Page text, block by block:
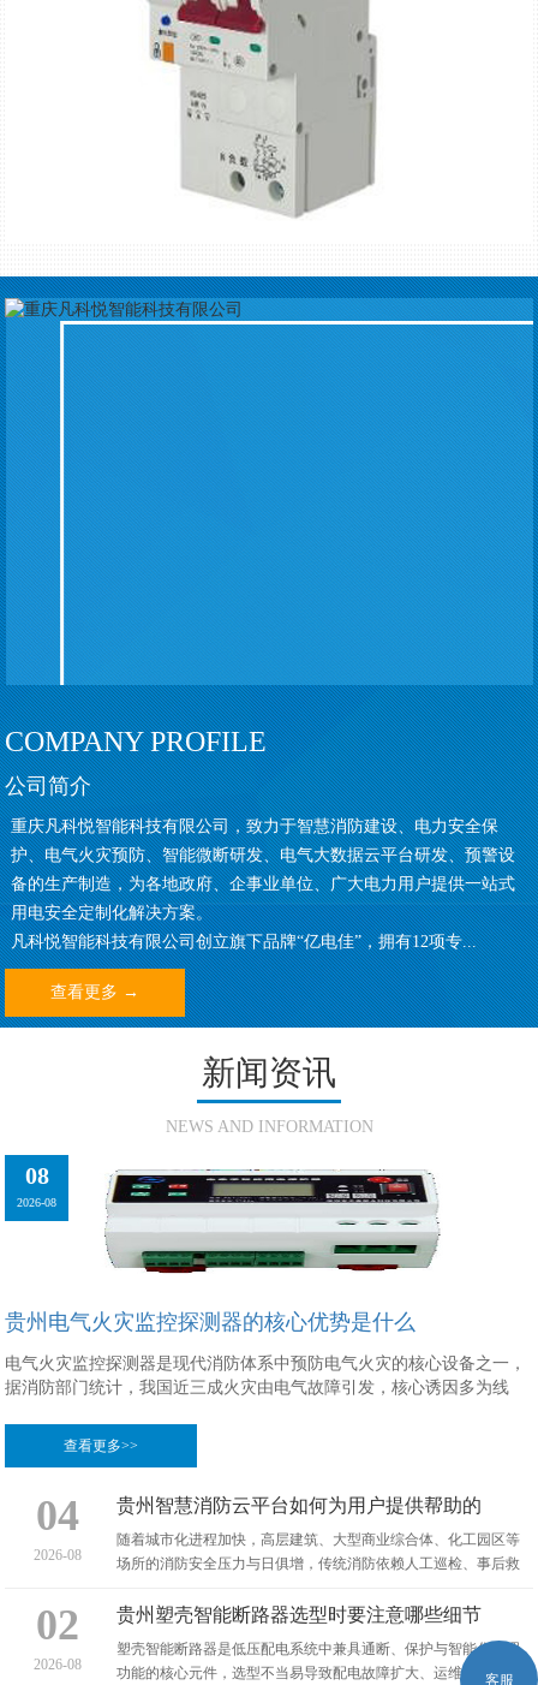
COMPANY PROFILE
公司简介
重庆凡科悦智能科技有限公司，致力于智慧消防建设、电力安全保
护、电气火灾预防、智能微断研发、电气大数据云平台研发、预警设
备的生产制造，为各地政府、企事业单位、广大电力用户提供一站式
用电安全定制化解决方案。
凡科悦智能科技有限公司创立旗下品牌“亿电佳”，拥有12项专...
查看更多 →
新闻资讯
NEWS AND INFORMATION
08
2026-08
贵州电气火灾监控探测器的核心优势是什么
电气火灾监控探测器是现代消防体系中预防电气火灾的核心设备之一，
据消防部门统计，我国近三成火灾由电气故障引发，核心诱因多为线
查看更多>>
04
2026-08
贵州智慧消防云平台如何为用户提供帮助的
随着城市化进程加快，高层建筑、大型商业综合体、化工园区等
场所的消防安全压力与日俱增，传统消防依赖人工巡检、事后救
02
2026-08
贵州塑壳智能断路器选型时要注意哪些细节
塑壳智能断路器是低压配电系统中兼具通断、保护与智能化管理
功能的核心元件，选型不当易导致配电故障扩大、运维效率低下
客服